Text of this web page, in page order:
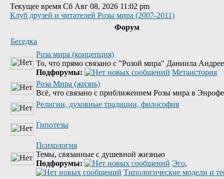
Текущее время Сб Авг 08, 2026 11:02 pm
Клуб друзей и читателей Розы мира (2007-2011)
Форум
Беседка
Роза мира (концепция)
То, что прямо связано с "Розой мира" Даниила
Подфорумы:
Метаистория
Роза Мира (жизнь)
Всё, что связано с приближением Розы мира в
Религии, духовные традиции, философия
Гипотезы
Психология
Темы, связанные с душевной жизнью
Подфорумы:
Эго,
Типологические модели и